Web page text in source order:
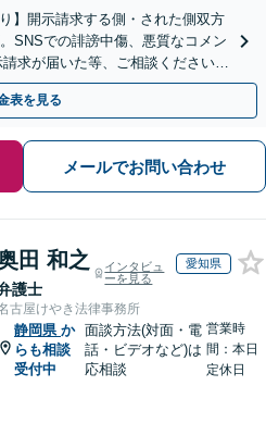
】開示請求する側・された側双方
SNSでの誹謗中傷、悪質なコメン
求が届いた等、ご相談ください
千葉中央駅4分】
表を見る
メールでお問い合わせ
田 和之
護士
インタビュ
ーを見る
愛知県
古屋けやき法律事務所
静岡県 か
らも相談
受付中
面談方法(対面・電
話・ビデオなど)は
応相談
営業時
間：本日
定休日